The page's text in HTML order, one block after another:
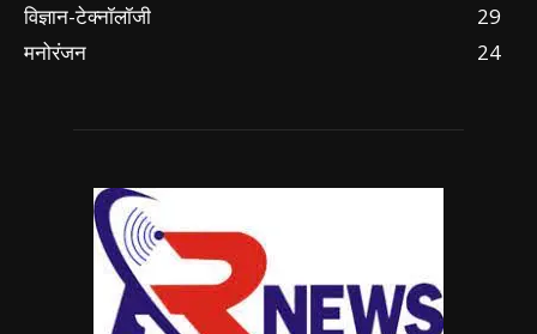
विज्ञान-टेक्नॉलॉजी
29
मनोरंजन
24